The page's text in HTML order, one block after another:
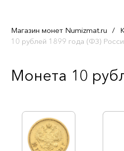
Магазин монет Numizmat.ru /
10 рублей 1899 года (ФЗ)
Монета 10